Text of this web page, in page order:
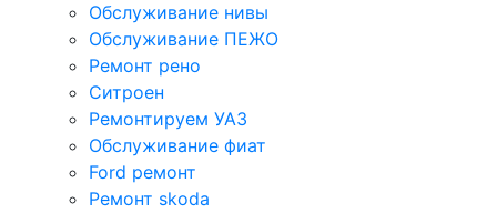
Обслуживание нивы
Обслуживание ПЕЖО
Ремонт рено
Ситроен
Ремонтируем УАЗ
Обслуживание фиат
Ford ремонт
Ремонт skoda